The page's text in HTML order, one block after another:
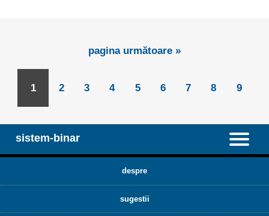
pagina următoare »
1 2 3 4 5 6 7 8 9
sistem-binar
despre
sugestii